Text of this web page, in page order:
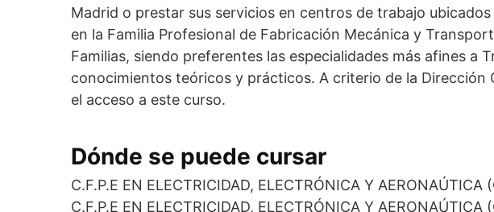
Madrid o prestar sus servicios en centros de trabajo
en la Familia Profesional de Fabricación Mecánica y
Familias, siendo preferentes las especialidades más afines a
conocimientos teóricos y prácticos. A criterio de la
el acceso a este curso.
Dónde se puede cursar
C.F.P.E EN ELECTRICIDAD, ELECTRÓNICA Y AERONAÚTICA
C.F.P.E EN ELECTRICIDAD, ELECTRÓNICA Y AERONAÚTICA